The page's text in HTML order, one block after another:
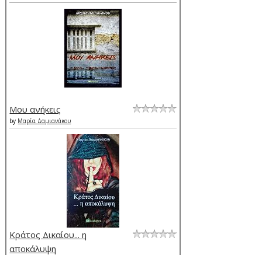
Μου ανήκεις
by Μαρία Δαμιανάκου
Κράτος Δικαίου... η
αποκάλυψη